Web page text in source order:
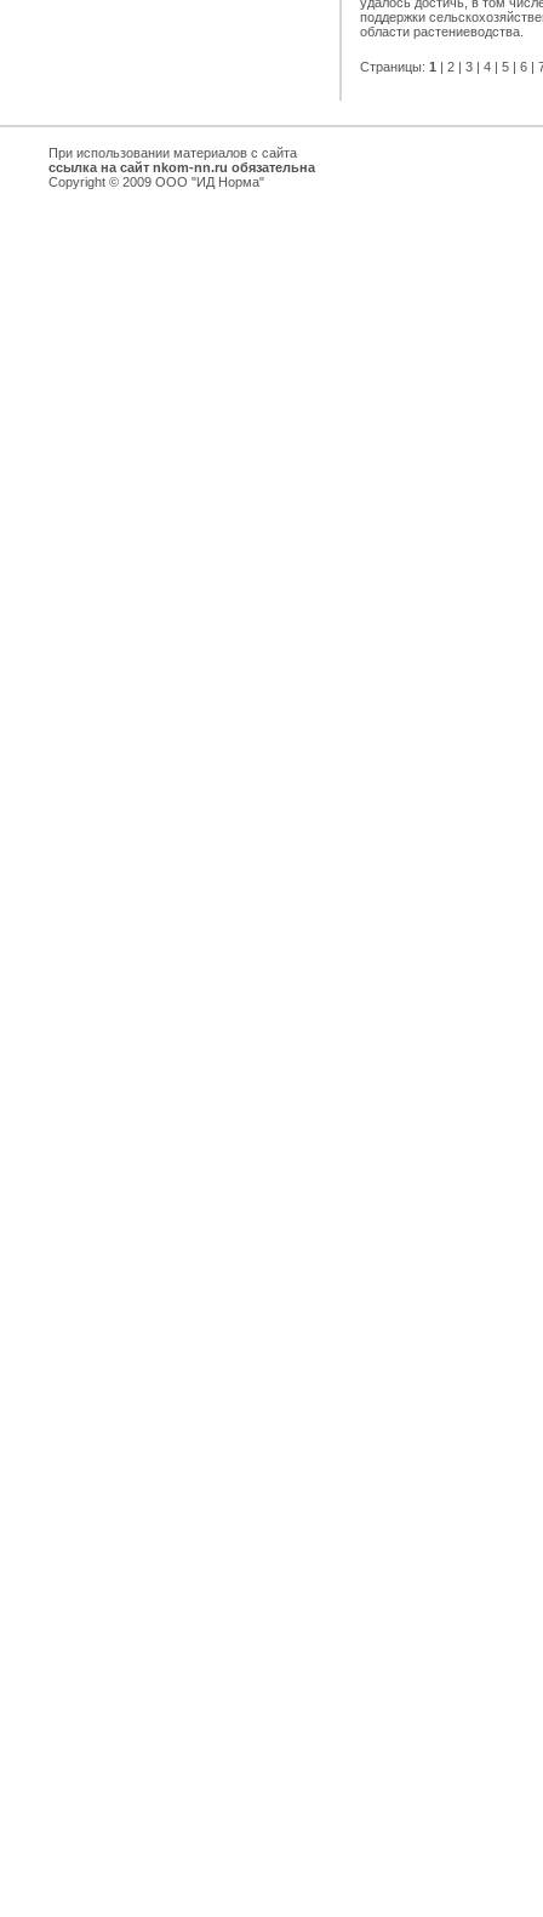
поддержки
области растениеводства.
Страницы: 1 | 2 | 3 | 4 | 5 | 6 |
При использовании материалов с сайта
ссылка на сайт nkom-nn.ru обязательна
Copyright © 2009 ООО "ИД Норма"